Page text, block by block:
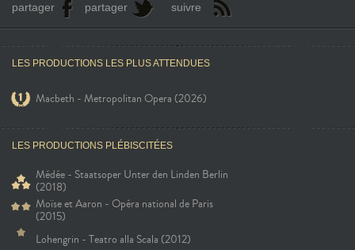
partager partager suivre
LES PRODUCTIONS LES PLUS ATTENDUES
Macbeth - Metropolitan Opera (2026)
LES PRODUCTIONS PLÉBISCITÉES
Médée - Staatsoper Unter den Linden Berlin
(2018)
Moïse et Aaron - Opéra national de Paris
(2015)
Lohengrin - Teatro alla Scala (2012)